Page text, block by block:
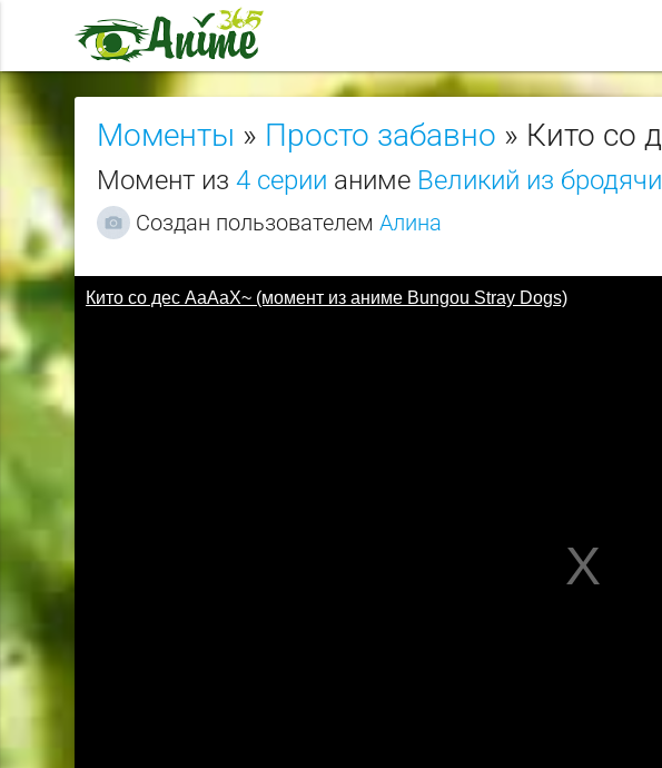
Моменты » Просто забавно » Кито со
Момент из4 серии аниме Великий из
Создан пользователемАлина